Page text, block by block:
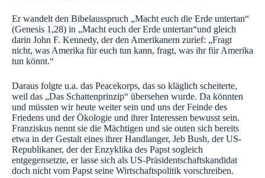
Er wandelt den Bibelausspruch „Macht euch die Erde untertan“
(Genesis 1,28) in „Macht euch der Erde untertan“und gleich
darin John F. Kennedy, der den Amerikanern zurief: „Fragt
nicht, was Amerika für euch tun kann, fragt, was ihr für Amerika
tun könnt.“
Daraus folgte u.a. das Peacekorps, das so kläglich scheiterte,
weil das „Das Schattenprinzip“ übersehen wurde. Da könnten
und müssten wir heute weiter sein und uns der Feinde des
Friedens und der Ökologie und ihrer Interessen bewusst sein.
Franziskus nennt sie die Mächtigen und sie outen sich bereits
etwa in der Gestalt eines ihrer Handlanger, Jeb Bush, der US-
Republikaner, der der Enzyklika des Papst sogleich
entgegensetzte, er lasse sich als US-Präsidentschaftskandidat
doch nicht vom Papst seine Wirtschaftspolitik vorschreiben.